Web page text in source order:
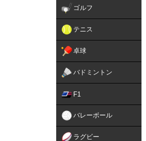
ゴルフ
テニス
卓球
バドミントン
F1
バレーボール
ラグビー